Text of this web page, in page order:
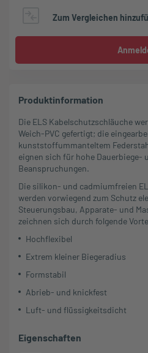
Zum Vergleichen
Produktinformation
Die ELS Kabelschutzschläuche
Weich-PVC gefertigt; die
kunststoffummanteltem
eignen sich für hohe Dauerbiege-
Beanspruchungen.
Die silikon- und cadmiumfreien
werden vorwiegend zum Schutz
Steuerungsbau, Apparate- und
zeichnen sich durch folgende
Hochflexibel
Extrem kleiner Biegeradius
Formstabil
Abrieb- und knickfest
Luft- und flüssigkeitsdicht
Eigenschaften